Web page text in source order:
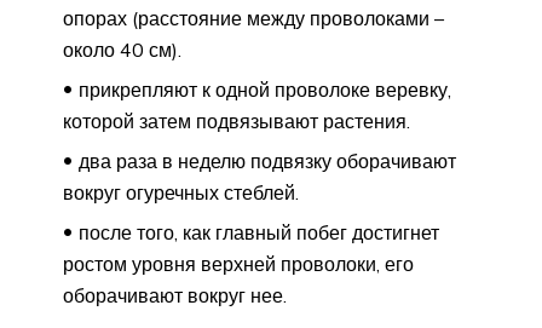
опорах (расстояние между проволоками –
около 40 см).
прикрепляют к одной проволоке веревку,
которой затем подвязывают растения.
два раза в неделю подвязку оборачивают
вокруг огуречных стеблей.
после того, как главный побег достигнет
ростом уровня верхней проволоки, его
оборачивают вокруг нее.